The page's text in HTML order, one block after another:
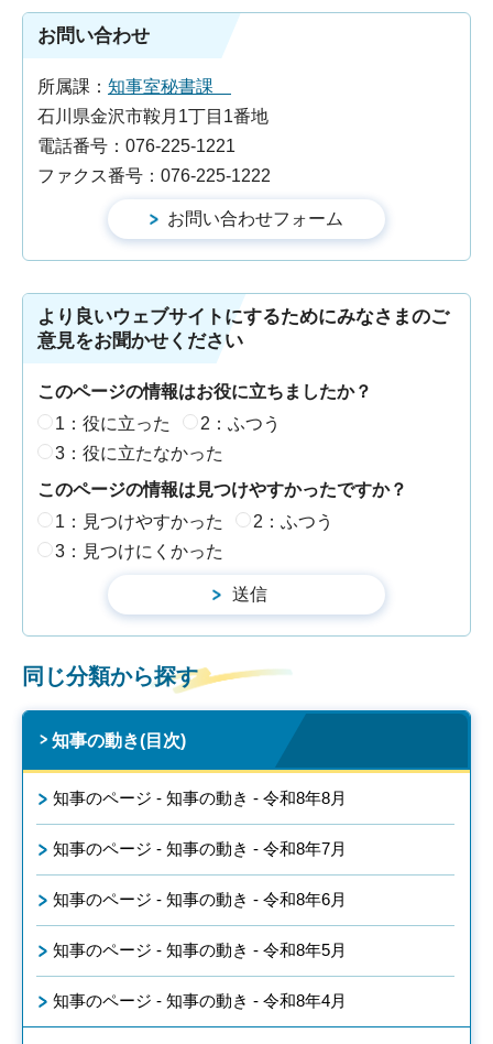
お問い合わせ
所属課： 知事室秘書課
石川県金沢市鞍月1丁目1番地
電話番号：076-225-1221
ファクス番号：076-225-1222
より良いウェブサイトにするためにみなさまのご
意見をお聞かせください
このページの情報はお役に立ちましたか？
1：役に立った
2：ふつう
3：役に立たなかった
このページの情報は見つけやすかったですか？
1：見つけやすかった
2：ふつう
3：見つけにくかった
同じ分類から探す
知事の動き(目次)
知事のページ - 知事の動き - 令和8年8月
知事のページ - 知事の動き - 令和8年7月
知事のページ - 知事の動き - 令和8年6月
知事のページ - 知事の動き - 令和8年5月
知事のページ - 知事の動き - 令和8年4月